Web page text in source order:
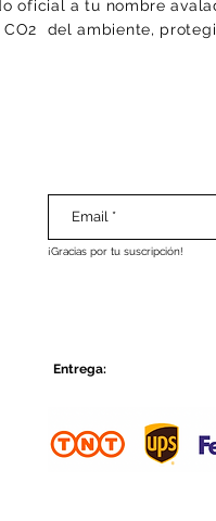
oficial a tu nombre
del ambiente,
¡Gracias por tu suscripción!
Entrega: